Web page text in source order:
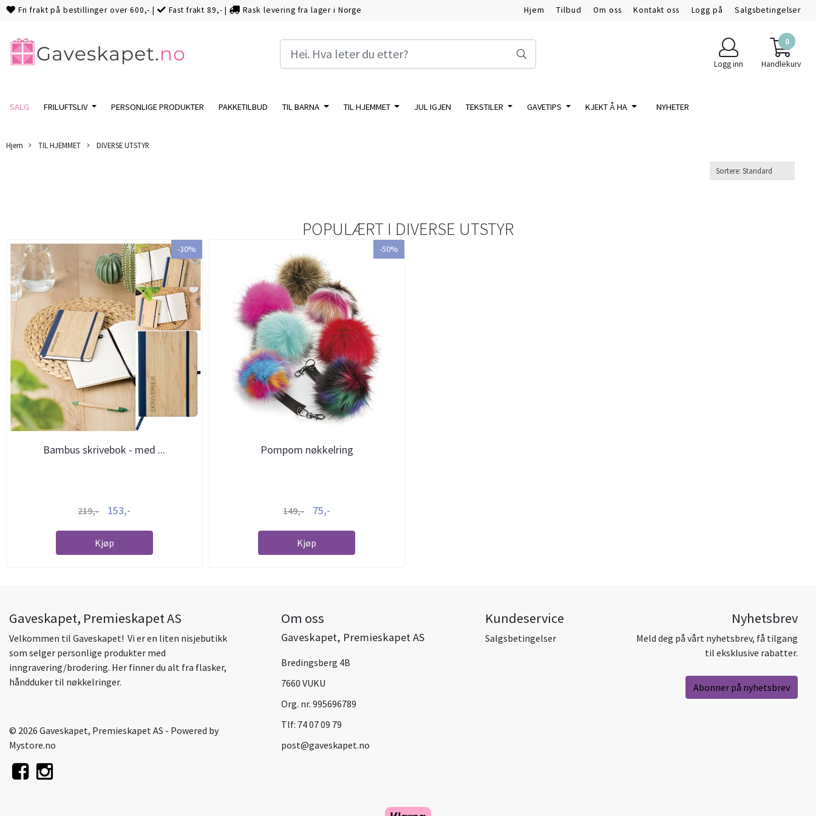
Fri frakt på bestillinger over 600,- | Fast frakt 89,- | Rask levering fra lager i Norge Hjem Tilbud Om oss Kontakt oss Logg på Salgsbetingelser
Logg inn
0
Handlekurv
SALG FRILUFTSLIV PERSONLIGE PRODUKTER PAKKETILBUD TIL BARNA TIL HJEMMET JUL IGJEN TEKSTILER GAVETIPS KJEKT Å HA NYHETER
Hjem TIL HJEMMET DIVERSE UTSTYR
POPULÆRT I DIVERSE UTSTYR
-30%
Bambus skrivebok - med ...
219,- 153,-
Kjøp
-50%
Pompom nøkkelring
149,- 75,-
Kjøp
Gaveskapet, Premieskapet AS
Velkommen til Gaveskapet! Vi er en liten nisjebutikk
som selger personlige produkter med
inngravering/brodering. Her finner du alt fra flasker,
håndduker til nøkkelringer.
© 2026 Gaveskapet, Premieskapet AS - Powered by
Mystore.no
Om oss
Gaveskapet, Premieskapet AS
Bredingsberg 4B
7660 VUKU
Org. nr. 995696789
Tlf: 74 07 09 79
post@gaveskapet.no
Kundeservice
Salgsbetingelser
Nyhetsbrev
Meld deg på vårt nyhetsbrev, få tilgang
til eksklusive rabatter.
Abonner på nyhetsbrev